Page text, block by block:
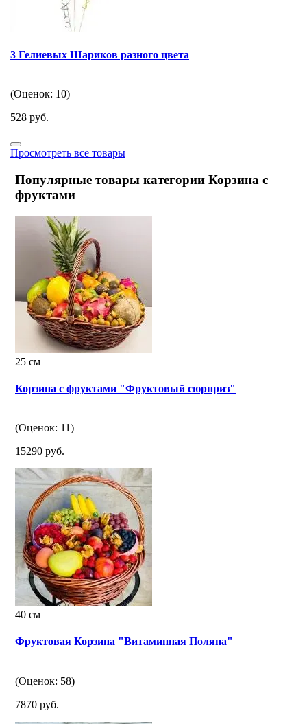
3 Гелиевых Шариков разного цвета
(Оценок: 10)
528 руб.
Просмотреть все товары
Популярные товары категории Корзина с
фруктами
25 см
Корзина с фруктами "Фруктовый сюрприз"
(Оценок: 11)
15290 руб.
40 см
Фруктовая Корзина "Витаминная Поляна"
(Оценок: 58)
7870 руб.